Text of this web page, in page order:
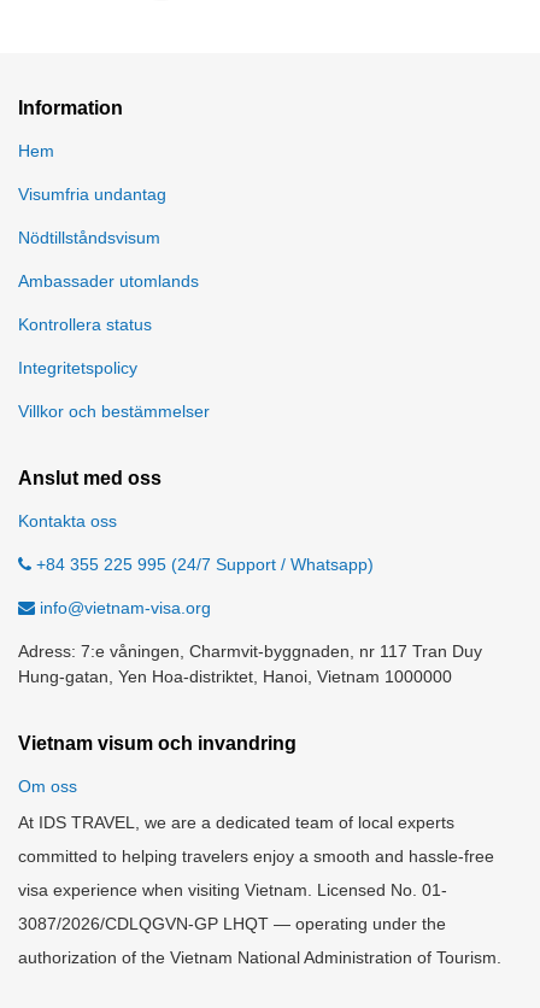
Information
Hem
Visumfria undantag
Nödtillståndsvisum
Ambassader utomlands
Kontrollera status
Integritetspolicy
Villkor och bestämmelser
Anslut med oss
Kontakta oss
+84 355 225 995 (24/7 Support / Whatsapp)
info@vietnam-visa.org
Adress: 7:e våningen, Charmvit-byggnaden, nr 117 Tran Duy
Hung-gatan, Yen Hoa-distriktet, Hanoi, Vietnam 1000000
Vietnam visum och invandring
Om oss
At IDS TRAVEL, we are a dedicated team of local experts
committed to helping travelers enjoy a smooth and hassle-free
visa experience when visiting Vietnam. Licensed No. 01-
3087/2026/CDLQGVN-GP LHQT — operating under the
authorization of the Vietnam National Administration of Tourism.